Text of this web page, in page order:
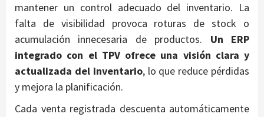
mantener un control adecuado del inventario. La
falta de visibilidad provoca roturas de stock o
acumulación innecesaria de productos. Un ERP
integrado con el TPV ofrece una visión clara y
actualizada del inventario, lo que reduce pérdidas
y mejora la planificación.
Cada venta registrada descuenta automáticamente